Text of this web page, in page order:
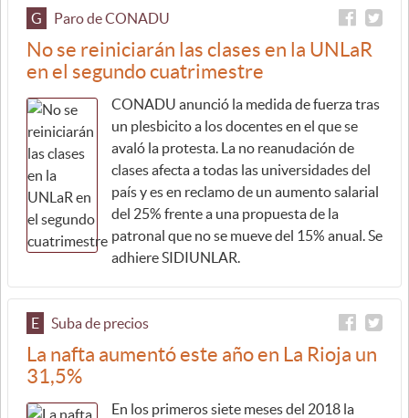
G Paro de CONADU
No se reiniciarán las clases en la UNLaR
en el segundo cuatrimestre
CONADU anunció la medida de fuerza tras
un plesbicito a los docentes en el que se
avaló la protesta. La no reanudación de
clases afecta a todas las universidades del
país y es en reclamo de un aumento salarial
del 25% frente a una propuesta de la
patronal que no se mueve del 15% anual. Se
adhiere SIDIUNLAR.
E Suba de precios
La nafta aumentó este año en La Rioja un
31,5%
En los primeros siete meses del 2018 la